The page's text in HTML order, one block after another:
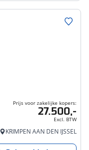
Prijs voor zakelijke kopers:
27.500,-
Excl. BTW
KRIMPEN AAN DEN IJSSEL